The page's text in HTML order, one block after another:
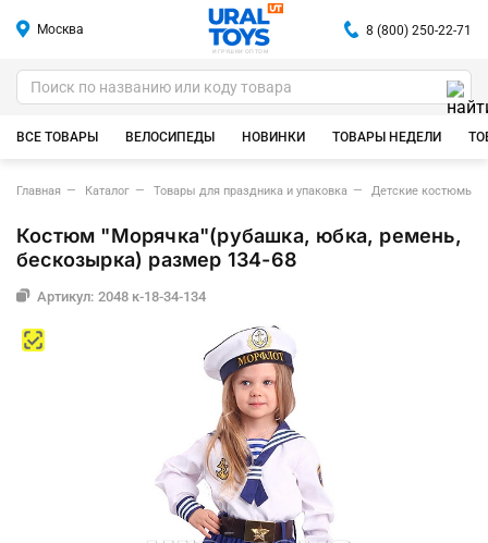
Москва
ИГРУШКИ ОПТОМ
8 (800) 250-22-71
ВСЕ ТОВАРЫ ВЕЛОСИПЕДЫ НОВИНКИ ТОВАРЫ НЕДЕЛИ
Главная Каталог Товары для праздника и упаковка Детские костюмы
Костюм "Морячка"(рубашка, юбка, ремень,
бескозырка) размер 134-68
Артикул: 2048 к-18-34-134